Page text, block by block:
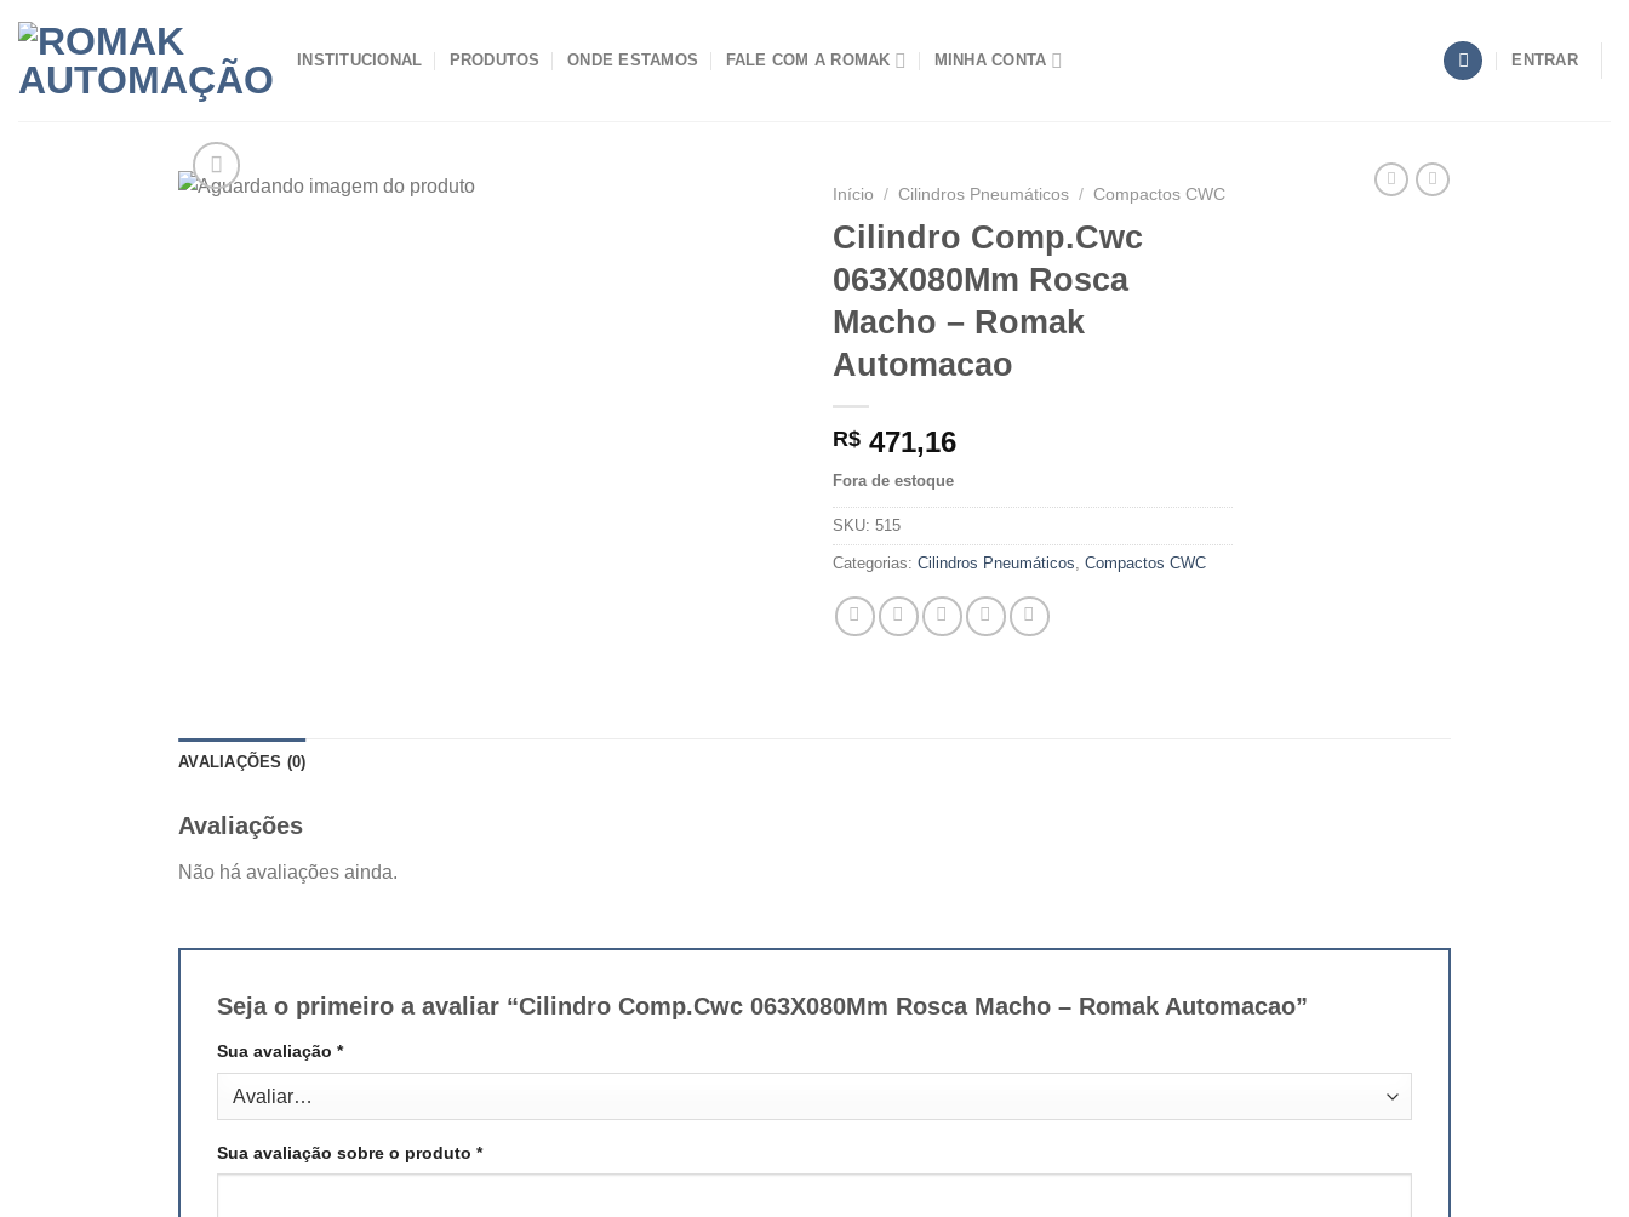
content
INSTITUCIONAL PRODUTOS ONDE ESTAMOS FALE COM A ROMAK MINHA CONTA ENTRAR
Início / Cilindros Pneumáticos / Compactos CWC
Cilindro Comp.Cwc
063X080Mm Rosca
Macho – Romak
Automacao
R$ 471,16
Fora de estoque
SKU: 515
Categorias: Cilindros Pneumáticos Compactos CWC
AVALIAÇÕES (0)
Avaliações
Não há avaliações ainda.
Seja o primeiro a avaliar “Cilindro Comp.Cwc 063X080Mm Rosca Macho – Romak Automacao”
Sua avaliação *
Sua avaliação sobre o produto *